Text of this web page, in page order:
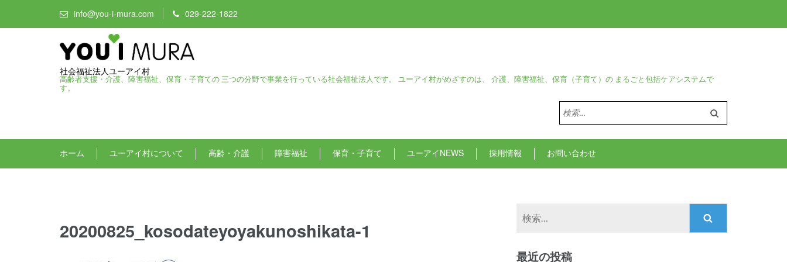
info@you-i-mura.com 029-222-1822
社会福祉法人ユーアイ村
高齢者支援・介護、障害福祉、保育・子育ての 三つの分野で事業を行っている社会福祉法人です。 ユーアイ村がめざすのは、 介護、障害福祉、保育（子育て）の まるごと包括ケアシステムで
す。
検
索:
ホーム ユーアイ村について 高齢・介護 障害福祉 保育・子育て ユーアイNEWS 採用情報 お問い合わせ
20200825_kosodateyoyakunoshikata-1
最近の投稿